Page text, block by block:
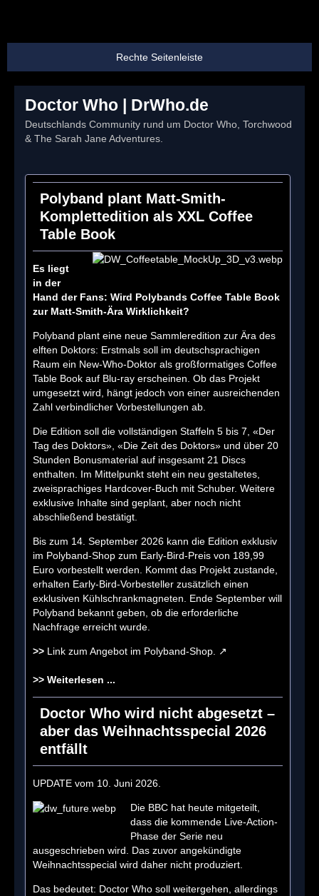
Doctor Who | DrWho.de
Deutschlands Community rund um Doctor Who, Torchwood
& The Sarah Jane Adventures.
Polyband plant Matt-Smith-
Komplettedition als XXL Coffee
Table Book
Es liegt
in der
Hand der Fans: Wird Polybands Coffee Table Book
zur Matt-Smith-Ära Wirklichkeit?
Polyband plant eine neue Sammleredition zur Ära des
elften Doktors: Erstmals soll im deutschsprachigen
Raum ein New-Who-Doktor als großformatiges Coffee
Table Book auf Blu-ray erscheinen. Ob das Projekt
umgesetzt wird, hängt jedoch von einer ausreichenden
Zahl verbindlicher Vorbestellungen ab.
Die Edition soll die vollständigen Staffeln 5 bis 7, «Der
Tag des Doktors», «Die Zeit des Doktors» und über 20
Stunden Bonusmaterial auf insgesamt 21 Discs
enthalten. Im Mittelpunkt steht ein neu gestaltetes,
zweisprachiges Hardcover-Buch mit Schuber. Weitere
exklusive Inhalte sind geplant, aber noch nicht
abschließend bestätigt.
Bis zum 14. September 2026 kann die Edition exklusiv
im Polyband-Shop zum Early-Bird-Preis von 189,99
Euro vorbestellt werden. Kommt das Projekt zustande,
erhalten Early-Bird-Vorbesteller zusätzlich einen
exklusiven Kühlschrankmagneten. Ende September will
Polyband bekannt geben, ob die erforderliche
Nachfrage erreicht wurde.
>> Link zum Angebot im Polyband-Shop.
>> Weiterlesen ...
Doctor Who wird nicht abgesetzt –
aber das Weihnachtsspecial 2026
entfällt
UPDATE vom 10. Juni 2026.
Die BBC hat heute mitgeteilt,
dass die kommende Live-Action-
Phase der Serie neu
ausgeschrieben wird. Das zuvor angekündigte
Weihnachtsspecial wird daher nicht produziert.
Das bedeutet: Doctor Who soll weitergehen, allerdings